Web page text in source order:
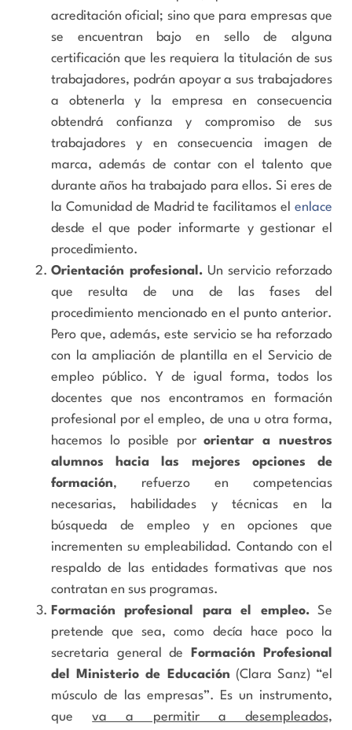
acreditación oficial; sino que para empresas que
se encuentran bajo en sello de alguna
certificación que les requiera la titulación de sus
trabajadores, podrán apoyar a sus trabajadores
a obtenerla y la empresa en consecuencia
obtendrá confianza y compromiso de sus
trabajadores y en consecuencia imagen de
marca, además de contar con el talento que
durante años ha trabajado para ellos. Si eres de
la Comunidad de Madrid te facilitamos el enlace
desde el que poder informarte y gestionar el
procedimiento.
Orientación profesional. Un servicio reforzado
que resulta de una de las fases del
procedimiento mencionado en el punto anterior.
Pero que, además, este servicio se ha reforzado
con la ampliación de plantilla en el Servicio de
empleo público. Y de igual forma, todos los
docentes que nos encontramos en formación
profesional por el empleo, de una u otra forma,
hacemos lo posible pororientar a nuestros
alumnos hacia las mejores opciones de
formación, refuerzo en competencias
necesarias, habilidades y técnicas en la
búsqueda de empleo y en opciones que
incrementen su empleabilidad. Contando con el
respaldo de las entidades formativas que nos
contratan en sus programas.
Formación profesional para el empleo.Se
pretende que sea, como decía hace poco la
secretaria general de
Formación Profesional
del Ministerio de Educación (Clara Sanz) “el
músculo de las empresas”. Es un instrumento,
queva a permitir a desempleados,